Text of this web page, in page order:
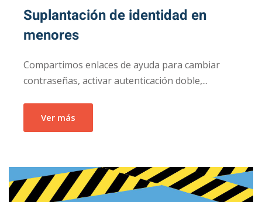
Suplantación de identidad en
menores
Compartimos enlaces de ayuda para cambiar
contraseñas, activar autenticación doble,...
Ver más